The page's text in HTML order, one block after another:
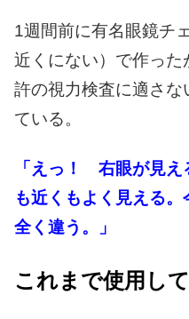
1週間前に有名眼鏡チ
近くにない）で作っ
許の視力検査に適さ
ている。
「えっ！ 右眼が見
も近くもよく見える
全く違う。」
これまで使用し